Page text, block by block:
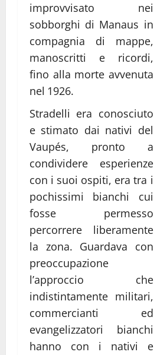
improvvisato nei
sobborghi di Manaus in
compagnia di mappe,
manoscritti e ricordi,
fino alla morte avvenuta
nel 1926.
Stradelli era conosciuto
e stimato dai nativi del
Vaupés, pronto a
condividere esperienze
con i suoi ospiti, era tra i
pochissimi bianchi cui
fosse permesso
percorrere liberamente
la zona. Guardava con
preoccupazione
l’approccio che
indistintamente militari,
commercianti ed
evangelizzatori bianchi
hanno con i nativi e